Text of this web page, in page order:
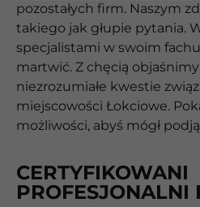
pozostałych firm. Naszym
takiego jak głupie pytania.
specjalistami w swoim
martwić. Z chęcią
niezrozumiałe kwestie
miejscowości Łokciowe.
możliwości, abyś mógł
CERTYFIKOWANI
PROFESJONALNI